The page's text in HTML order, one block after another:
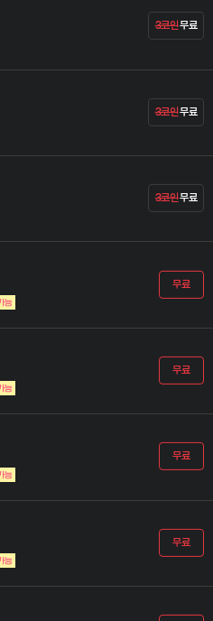
3코인무료
3코인무료
3코인무료
무료
무료
무료
무료